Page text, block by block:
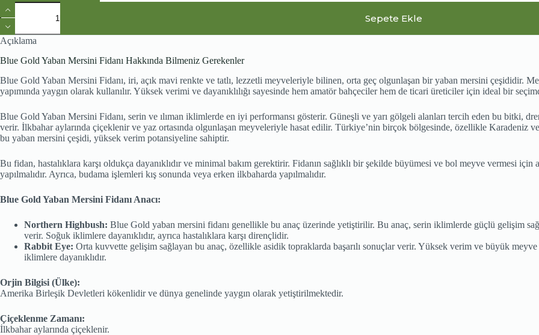
Blue
Gold
Yaban
Mersini
Fidanı
adet
Sepete Ekle
Açıklama
Blue Gold Yaban Mersini Fidanı Hakkında Bilmeniz Gerekenler
Blue Gold Yaban Mersini Fidanı, iri, açık mavi renkte ve tatlı, lezzetli meyveleriyle bilinen, orta geç olgunlaşan bir yaban mersini çeşididir.
yapımında yaygın olarak kullanılır. Yüksek verimi ve dayanıklılığı sayesinde hem amatör bahçeciler hem de ticari üreticiler için ideal bir
Blue Gold Yaban Mersini Fidanı, serin ve ılıman iklimlerde en iyi performansı gösterir. Güneşli ve yarı gölgeli alanları tercih eden bu bitki,
verir. İlkbahar aylarında çiçeklenir ve yaz ortasında olgunlaşan meyveleriyle hasat edilir. Türkiye’nin birçok bölgesinde, özellikle Karadeniz
bu yaban mersini çeşidi, yüksek verim potansiyeline sahiptir.
Bu fidan, hastalıklara karşı oldukça dayanıklıdır ve minimal bakım gerektirir. Fidanın sağlıklı bir şekilde büyümesi ve bol meyve vermesi
yapılmalıdır. Ayrıca, budama işlemleri kış sonunda veya erken ilkbaharda yapılmalıdır.
Blue Gold Yaban Mersini Fidanı Anacı:
Northern Highbush: Blue Gold yaban mersini fidanı genellikle bu anaç üzerinde yetiştirilir. Bu anaç, serin iklimlerde güçlü gelişim
verir. Soğuk iklimlere dayanıklıdır, ayrıca hastalıklara karşı dirençlidir.
Rabbit Eye: Orta kuvvette gelişim sağlayan bu anaç, özellikle asidik topraklarda başarılı sonuçlar verir. Yüksek verim ve büyük meyve
iklimlere dayanıklıdır.
Orjin Bilgisi (Ülke):
Amerika Birleşik Devletleri kökenlidir ve dünya genelinde yaygın olarak yetiştirilmektedir.
Çiçeklenme Zamanı:
İlkbahar aylarında çiçeklenir.